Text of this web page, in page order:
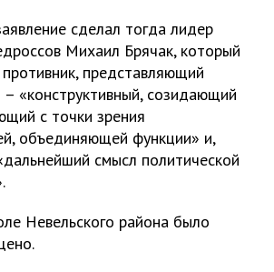
сделал тогда лидер
Михаил Брячак, который
представляющий
«конструктивный, созидающий
с точки зрения
объединяющей функции» и,
смысл политической
Невельского района было